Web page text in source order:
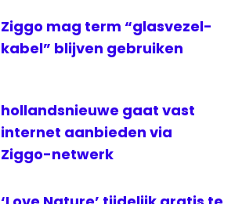
Ziggo mag term “glasvezel-
kabel” blijven gebruiken
hollandsnieuwe gaat vast
internet aanbieden via
Ziggo-netwerk